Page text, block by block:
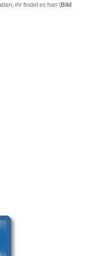
ihr findet es hier (Bild